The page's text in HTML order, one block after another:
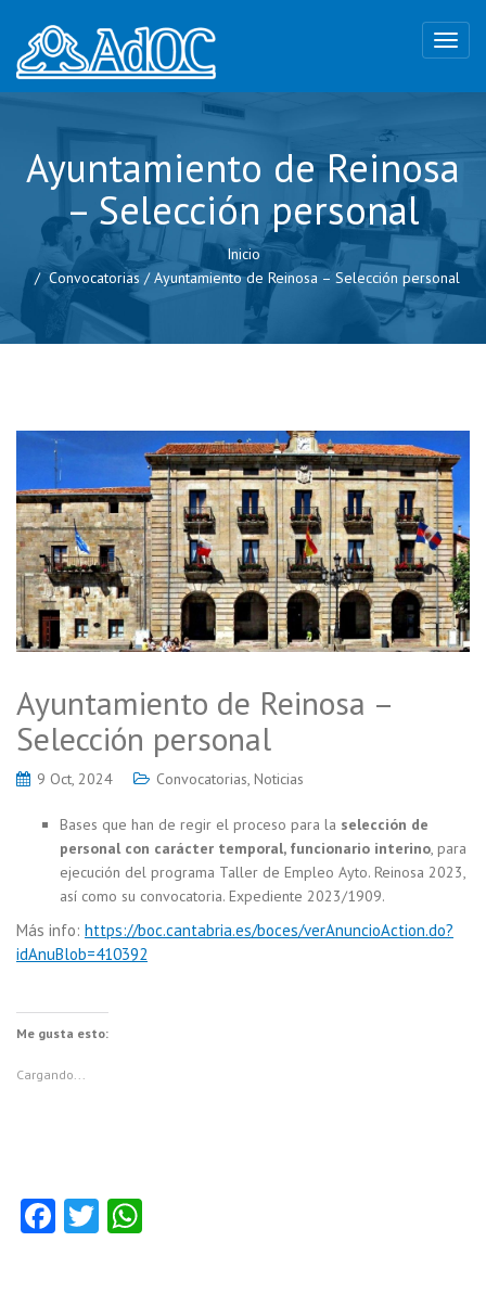
Ayuntamiento de Reinosa
– Selección personal
Inicio
Convocatorias /Ayuntamiento de Reinosa – Selección personal
Ayuntamiento de Reinosa –
Selección personal
9 Oct, 2024 Convocatorias, Noticias
Bases que han de regir el proceso para la selección de
personal con carácter temporal, funcionario interino, para
ejecución del programa Taller de Empleo Ayto. Reinosa 2023,
así como su convocatoria. Expediente 2023/1909.
Más info: https://boc.cantabria.es/boces/verAnuncioAction.do?
idAnuBlob=410392
Me gusta esto:
Cargando...
Fa T